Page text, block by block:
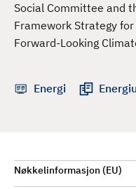
Social Committee and
Framework Strategy
Forward-Looking
Energi
Nøkkelinformasjon (EU)